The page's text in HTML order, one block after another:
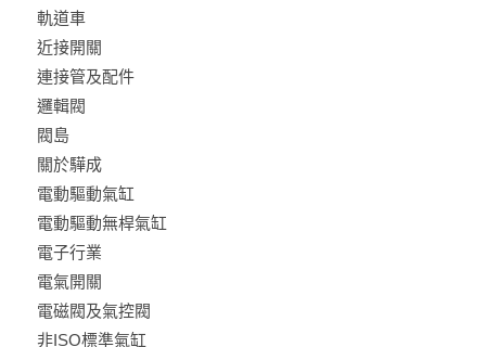
軌道車
近接開關
連接管及配件
邏輯閥
閥島
關於驊成
電動驅動氣缸
電動驅動無桿氣缸
電子行業
電氣開關
電磁閥及氣控閥
非ISO標準氣缸